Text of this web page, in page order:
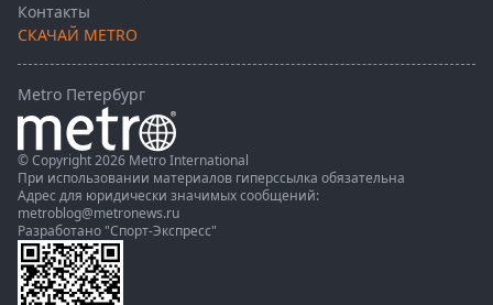
Контакты
СКАЧАЙ METRO
Metro Петербург
© Copyright 2026 Metro International
При использовании материалов гиперссылка обязательна
Адрес для юридически значимых сообщений:
metroblog@metronews.ru
Разработано "Спорт-Экспресс"